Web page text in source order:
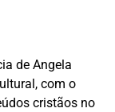
de Angela
com o
cristãos no